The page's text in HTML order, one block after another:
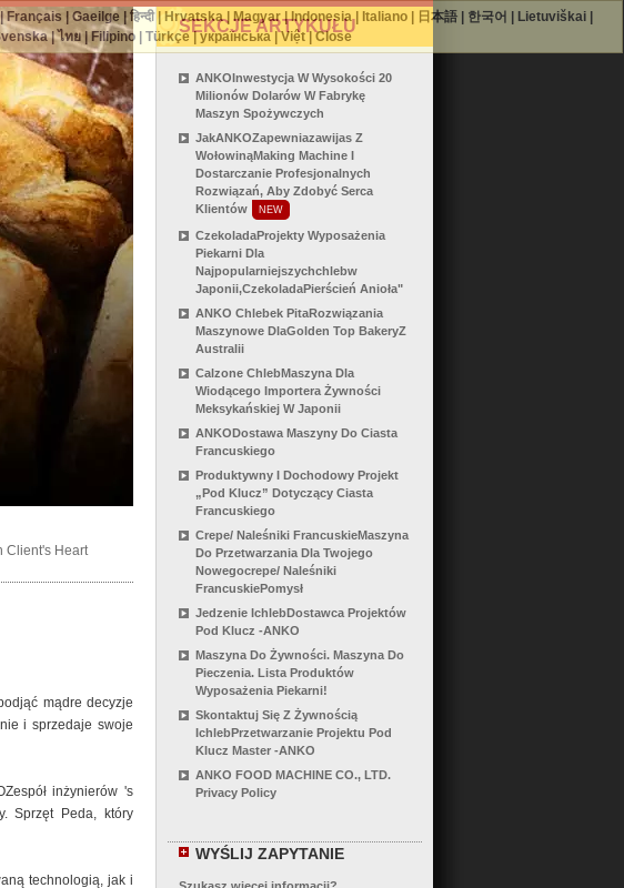
Client's Heart
mądre decyzje
i sprzedaje swoje
inżynierów 's
Sprzęt Peda, który
technologią, jak i
SEKCJE ARTYKUŁU
ANKOInwestycja W Wysokości 20
Milionów Dolarów W Fabrykę
Maszyn Spożywczych
JakANKOZapewniazawijas Z
WołowinąMaking Machine I
Dostarczanie Profesjonalnych
Rozwiązań, Aby Zdobyć Serca
Klientów
NEW
CzekoladaProjekty Wyposażenia
Piekarni Dla
Najpopularniejszychchlebw
Japonii,czekoladaPierścień Anioła"
ANKO Chlebek PitaRozwiązania
Maszynowe DlaGolden Top BakeryZ
Australii
Calzone ChlebMaszyna Dla
Wiodącego Importera Żywności
Meksykańskiej W Japonii
ANKODostawa Maszyny Do Ciasta
Francuskiego
Produktywny I Dochodowy Projekt
„pod Klucz” Dotyczący Ciasta
Francuskiego
Crepe/ Naleśniki FrancuskieMaszyna
Do Przetwarzania Dla Twojego
Nowegocrepe/ Naleśniki
FrancuskiePomysł
Jedzenie IchlebDostawca Projektów
Pod Klucz -ANKO
Maszyna Do Żywności. Maszyna Do
Pieczenia. Lista Produktów
Wyposażenia Piekarni!
Skontaktuj Się Z Żywnością
IchlebPrzetwarzanie Projektu Pod
Klucz Master -ANKO
ANKO FOOD MACHINE CO., LTD.
Privacy Policy
WYŚLIJ ZAPYTANIE
Français Gaeilge|हिन्दी| Hrvatska| Magyar|Indonesia| Italiano| 日本語| 한국어 Lietuviškai|
|ไทย | Filipino |Türkçe |українська|Việt|Close